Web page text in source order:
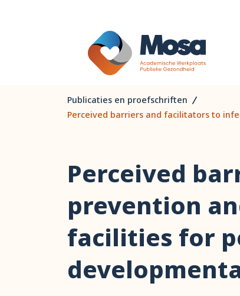
Publicaties en proefschriften
Perceived barriers and facilitators to
Perceived
prevention
facilities for